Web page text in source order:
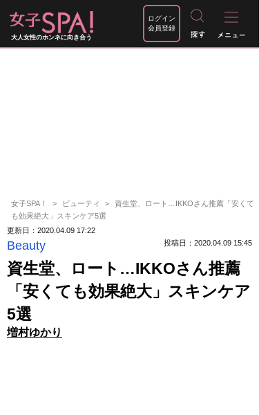
大人女性のホンネに向き合う
ログイン
会員登録
女子SPA！ ビューティ
資生堂、ロート…IKKOさん推薦「安くて
も効果絶大」スキンケア5選
更新日：2020.04.09 17:22
Beauty 投稿日：2020.04.09 15:45
資生堂、ロート…IKKOさん推薦
「安くても効果絶大」スキンケア
5選
増村ゆかり